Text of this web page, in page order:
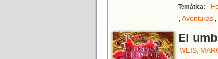
Temática:
, Aventuras,
El
WEIS,